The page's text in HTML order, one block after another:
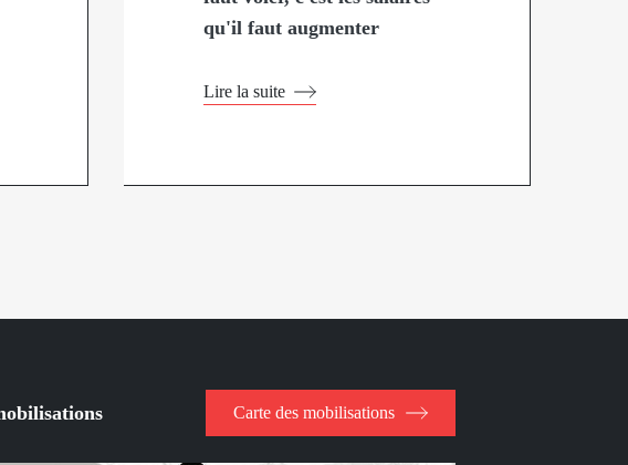
qu'il faut augmenter
Lire la suite
Carte des mobilisations